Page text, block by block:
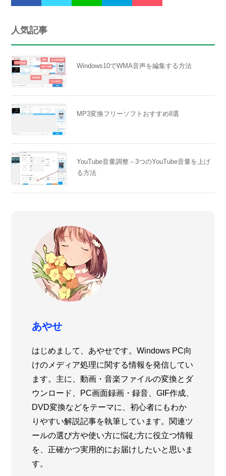
人気記事
Windows10でWMA音声を編集する方法
MP3変換フリーソフトおすすめ8選
YouTube音量調整－3つのYouTube音量を上げ
る方法
あやせ
はじめまして、あやせです。Windows PC向
けのメディア処理に関する情報を発信してい
ます。主に、動画・音楽ファイルの変換とダ
ウンロード、PC画面録画・録音、GIF作成、
DVD変換などをテーマに、初心者にもわか
りやすい解説記事を執筆しています。関連ツ
ールの選び方や使い方に悩む方に役立つ情報
を、正確かつ実用的にお届けしたいと思いま
す。